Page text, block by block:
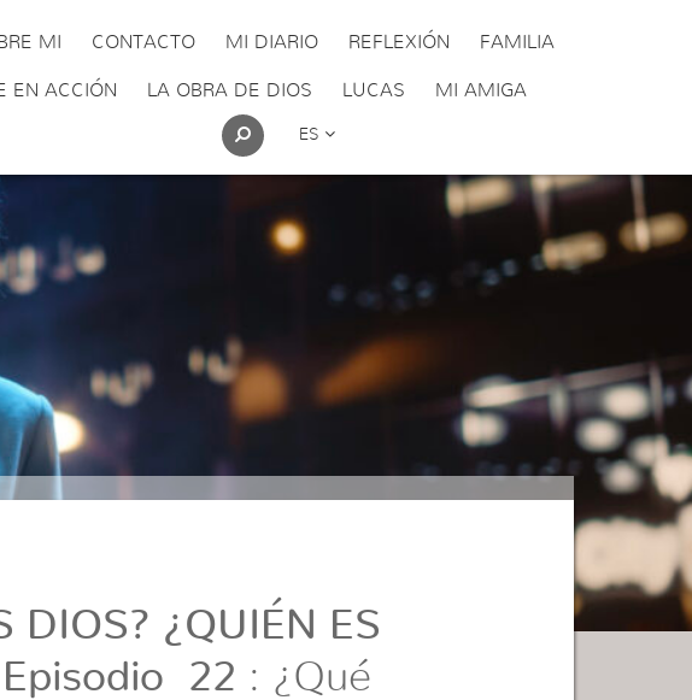
MI CONTACTO MI DIARIO REFLEXIÓN FAMILIA
EN ACCIÓN LA OBRA DE DIOS LUCAS MI AMIGA
ES
DIOS? ¿QUIÉN ES
Episodio 22 : ¿Qué